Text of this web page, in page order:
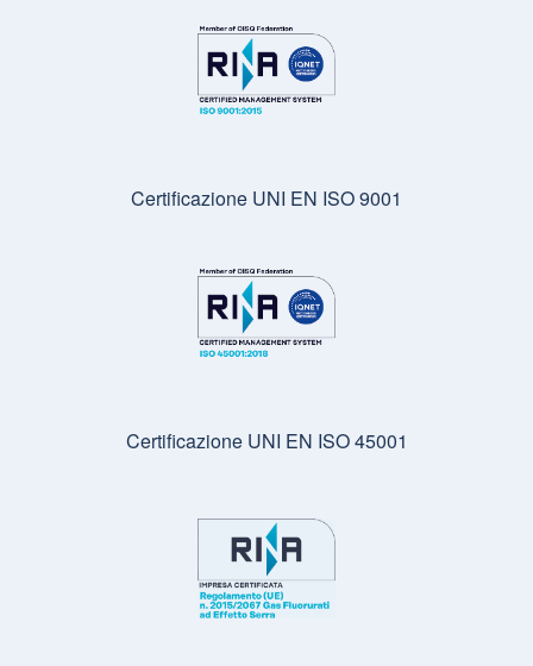
Certificazione UNI EN ISO 9001
Certificazione UNI EN ISO 45001